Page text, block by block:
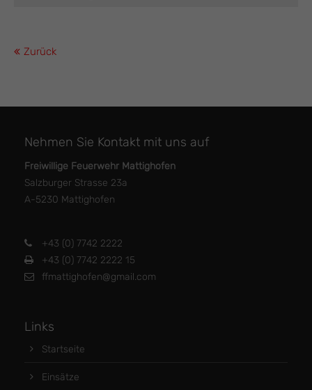
Zurück
Nehmen Sie Kontakt mit uns auf
Freiwillige Feuerwehr Mattighofen
Salzburger Strasse 23a
A-5230 Mattighofen
+43 (0) 7742 2222
+43 (0) 7742 2222 15
ffmattighofen@gmail.com
Links
Startseite
Einsätze